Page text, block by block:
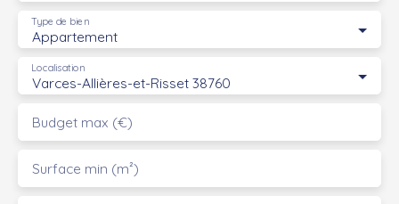
Appartement
Type de bien
Varces-Allières-et-Risset 38760
Localisation
Budget max (€)
Surface min (m²)